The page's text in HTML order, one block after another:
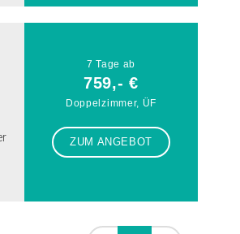
7 Tage ab
759,- €
Doppelzimmer, ÜF
ZUM ANGEBOT